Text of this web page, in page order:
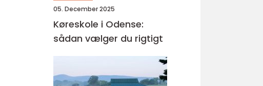
05. December 2025
Køreskole i Odense:
sådan vælger du rigtigt